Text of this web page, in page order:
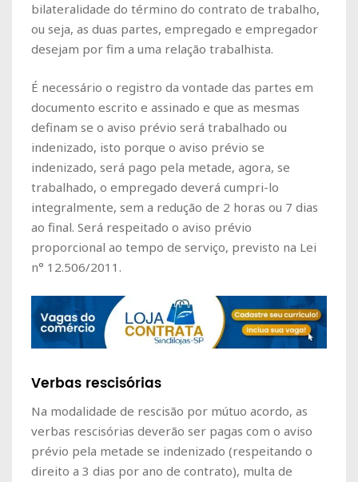
bilateralidade do término do contrato de trabalho,
ou seja, as duas partes, empregado e empregador
desejam por fim a uma relação trabalhista.
É necessário o registro da vontade das partes em
documento escrito e assinado e que as mesmas
definam se o aviso prévio será trabalhado ou
indenizado, isto porque o aviso prévio se
indenizado, será pago pela metade, agora, se
trabalhado, o empregado deverá cumpri-lo
integralmente, sem a redução de 2 horas ou 7 dias
ao final. Será respeitado o aviso prévio
proporcional ao tempo de serviço, previsto na Lei
n° 12.506/2011.
Verbas rescisórias
Na modalidade de rescisão por mútuo acordo, as
verbas rescisórias deverão ser pagas com o aviso
prévio pela metade se indenizado (respeitando o
direito a 3 dias por ano de contrato), multa de